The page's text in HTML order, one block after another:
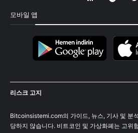
모바일 앱
리스크 고지
Bitcoinsistemi.com의 가이드, 뉴스, 기사 및 분
당하지 않습니다. 비트코인 및 가상화폐는 고위